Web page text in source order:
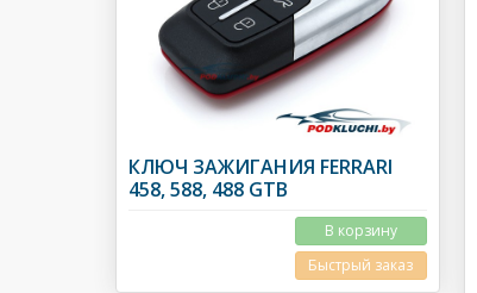
КЛЮЧ ЗАЖИГАНИЯ FERRARI
458, 588, 488 GTB
В корзину
Быстрый заказ